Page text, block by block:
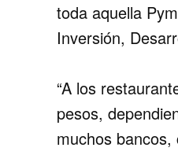
toda aquella
Inversión,
“A los
pesos,
muchos